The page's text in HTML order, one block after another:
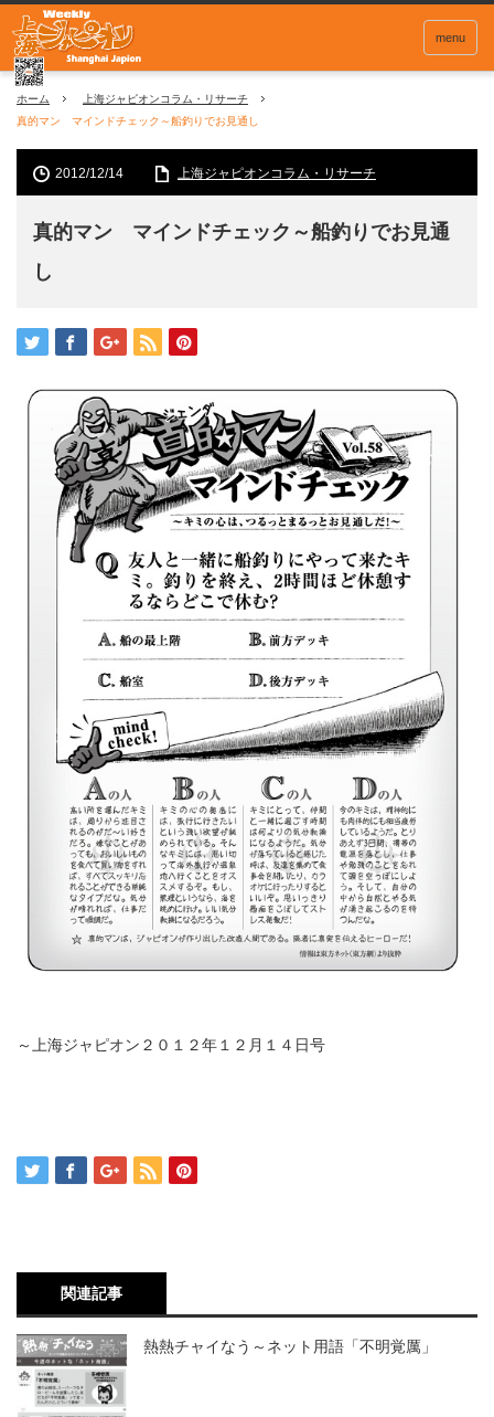
menu
ホーム
上海ジャピオンコラム・リサーチ
真的マン マインドチェック～船釣りでお見通し
2012/12/14 上海ジャピオンコラム・リサーチ
真的マン マインドチェック～船釣りでお見通
し
～上海ジャピオン２０１２年１２月１４日号
関連記事
熱熱チャイなう～ネット用語「不明覚厲」